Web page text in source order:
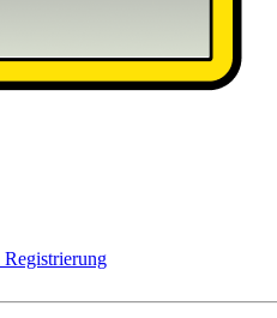
Registrierung